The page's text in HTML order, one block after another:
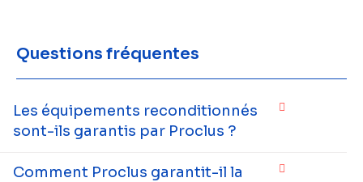
Questions fréquentes
Les équipements reconditionnés
sont-ils garantis par Proclus ?
Comment Proclus garantit-il la